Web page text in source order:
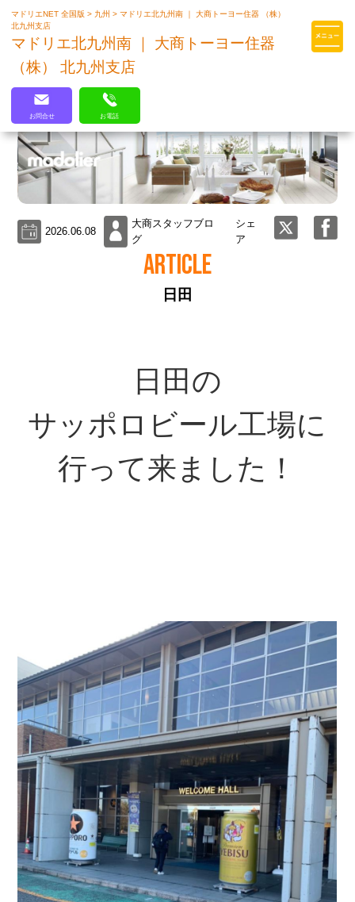
マドリエはLIXILの厳しい基準を
マドリエNET 全国版> 九州>マドリエ北九州南 ｜ 大商トーヨー住器 （株）
北九州支店
マドリエ北九州南 ｜ 大商トーヨー住器
（株） 北九州支店
お問合せ お電話
2026.06.08
大商スタッフブロ
グ
シェ
ア
ARTICLE
日田